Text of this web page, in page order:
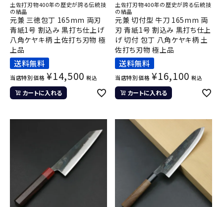
土佐打刃物400年の歴史が誇る伝統技
の結晶
元兼 三徳包丁 165mm 両刃
青紙1号 割込み 黒打ち仕上げ
八角ケヤキ柄 土佐打ち刃物 極
上品
送料無料
当店特別価格 ¥14,500 税込
カートに入れる
土佐打刃物400年の歴史が誇る伝統技
の結晶
元兼 切付型 牛刀 165mm 両
刃 青紙1号 割込み 黒打ち仕上
げ 切付 包丁 八角ケヤキ柄 土
佐打ち刃物 極上品
送料無料
当店特別価格 ¥16,100 税込
カートに入れる